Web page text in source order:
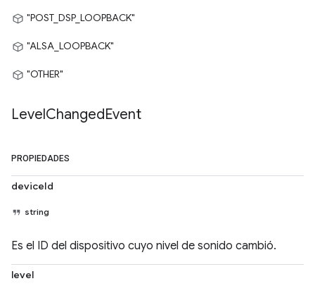
"POST_DSP_LOOPBACK"
"ALSA_LOOPBACK"
"OTHER"
LevelChangedEvent
PROPIEDADES
deviceId
string
Es el ID del dispositivo cuyo nivel de sonido cambió.
level